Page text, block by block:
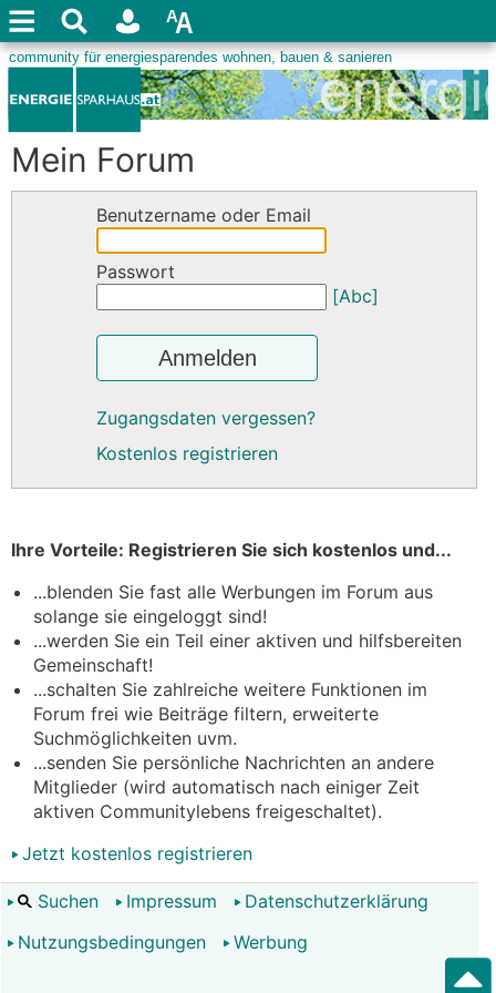
Mein Forum
Benutzername oder Email
Passwort
[Abc]
Anmelden
Zugangsdaten vergessen?
Kostenlos registrieren
Ihre Vorteile: Registrieren Sie sich kostenlos und...
...blenden Sie fast alle Werbungen im Forum aus
solange sie eingeloggt sind!
...werden Sie ein Teil einer aktiven und hilfsbereiten
Gemeinschaft!
...schalten Sie zahlreiche weitere Funktionen im
Forum frei wie Beiträge filtern, erweiterte
Suchmöglichkeiten uvm.
...senden Sie persönliche Nachrichten an andere
Mitglieder (wird automatisch nach einiger Zeit
aktiven Communitylebens freigeschaltet).
Jetzt kostenlos registrieren
Suchen Impressum
Datenschutzerklärung
Nutzungsbedingungen
Werbung